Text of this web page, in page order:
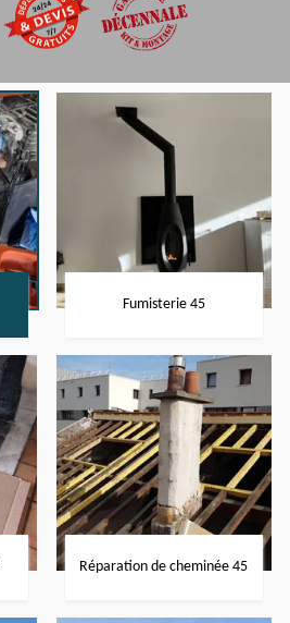
Fumisterie 45
Réparation de cheminée 45